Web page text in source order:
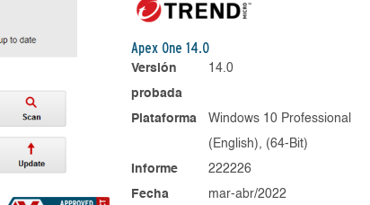
Apex One 14.0
Versión
probada
14.0
Plataforma
Windows 10 Professional
(English), (64-Bit)
Informe
222226
Fecha
mar-abr/2022